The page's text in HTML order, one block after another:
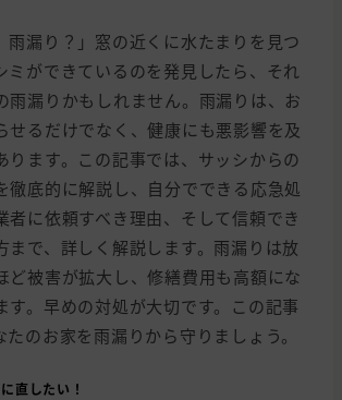
雨漏り？」窓の近くに水たまりを見つ
ミができているのを発見したら、それ
雨漏りかもしれません。雨漏りは、お
せるだけでなく、健康にも悪影響を及
ります。この記事では、サッシからの
徹底的に解説し、自分でできる応急処
者に依頼すべき理由、そして信頼でき
まで、詳しく解説します。雨漏りは放
ど被害が拡大し、修繕費用も高額にな
す。早めの対処が大切です。この記事
たのお家を雨漏りから守りましょう。
直したい！